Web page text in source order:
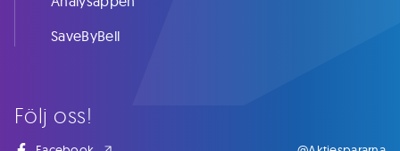
Följ oss!
SaveByBell